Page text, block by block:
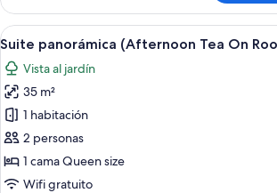
On
Rooftop)
ejecutiva,
vista
a
ciudad
(Afternoon
Tea
On
Rooftop)
Ver
todas
las
fotos
de
Suite
panorámica
(Afternoon
Una
4
Suite panorámica (Afternoon Tea On
Vista al jardín
35 m²
1 habitación
2 personas
1 cama Queen size
Wifi gratuito